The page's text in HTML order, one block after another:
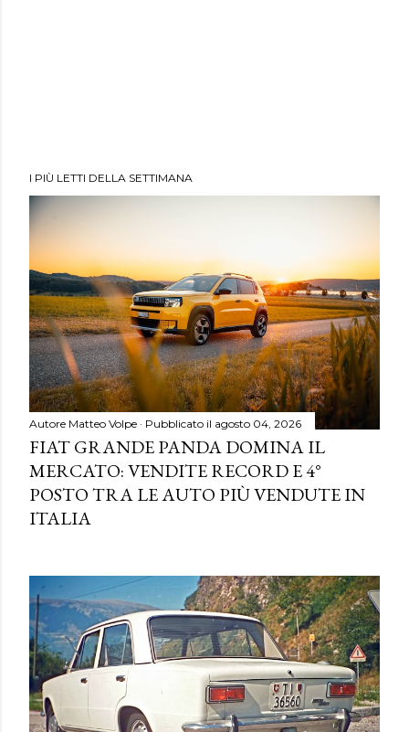
I PIÙ LETTI DELLA SETTIMANA
Autore Matteo Volpe Pubblicato il agosto 04, 2026
FIAT GRANDE PANDA DOMINA IL
MERCATO: VENDITE RECORD E 4°
POSTO TRA LE AUTO PIÙ VENDUTE IN
ITALIA